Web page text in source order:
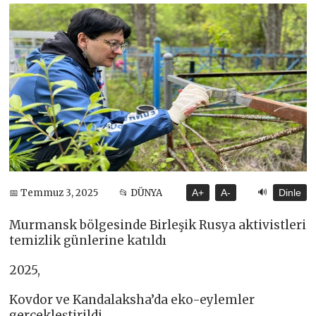
📅 Temmuz 3, 2025 📂 DÜNYA A+ A- 🔊 Dinle
Murmansk bölgesinde Birleşik Rusya aktivistleri
temizlik günlerine katıldı
2025,
Kovdor ve Kandalaksha’da eko-eylemler